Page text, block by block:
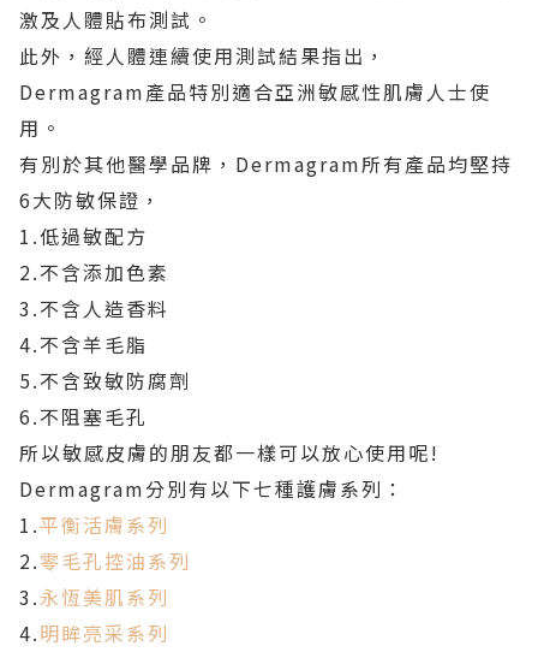
激及人體貼布測試。
此外，經人體連續使用測試結果指出，
Dermagram產品特別適合亞洲敏感性肌膚人士使
用。
有別於其他醫學品牌，Dermagram所有產品均堅持
6大防敏保證，
1.低過敏配方
2.不含添加色素
3.不含人造香料
4.不含羊毛脂
5.不含致敏防腐劑
6.不阻塞毛孔
所以敏感皮膚的朋友都一樣可以放心使用呢!
Dermagram分別有以下七種護膚系列：
1.平衡活膚系列
2.零毛孔控油系列
3.永恆美肌系列
4.明眸亮采系列